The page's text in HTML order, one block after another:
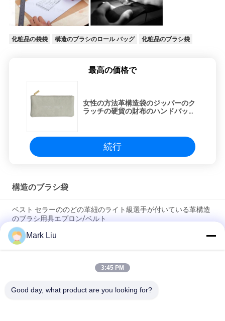
化粧品の袋袋 構造のブラシのロール バッグ 化粧品のブラシ袋
最高の価格で
女性の方法革構造袋のジッパーのク
ラッチの硬貨の財布のハンドバッグ
続行
構造のブラシ袋
ベスト セラーののどの革紐のライト級選手が付いている革構造
のブラシ用具エプロン/ベルト
PUの筆箱の袋の波の縞のジッパーの閉鎖旅行化粧品の構造袋の
かわいいペンの文房具のホールダー
専門の構造のブラシ ロール袋の洗面用品のホールダーのペンの
Mark Liu
3:45 PM
Good day, what product are you looking for?